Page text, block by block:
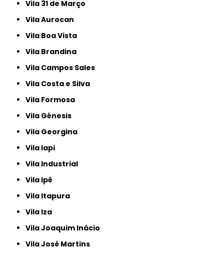
Vila 31 de Março
Vila Aurocan
Vila Boa Vista
Vila Brandina
Vila Campos Sales
Vila Costa e Silva
Vila Formosa
Vila Gênesis
Vila Georgina
Vila Iapi
Vila Industrial
Vila Ipê
Vila Itapura
Vila Iza
Vila Joaquim Inácio
Vila José Martins